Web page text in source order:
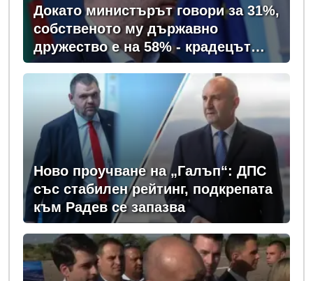
Докато министърът говори за 31%,
собственото му държавно
дружество е на 58% - крадецът
вика дръжте крадеца
Ново проучване на „Галъп“: ДПС
със стабилен рейтинг, подкрепата
към Радев се запазва